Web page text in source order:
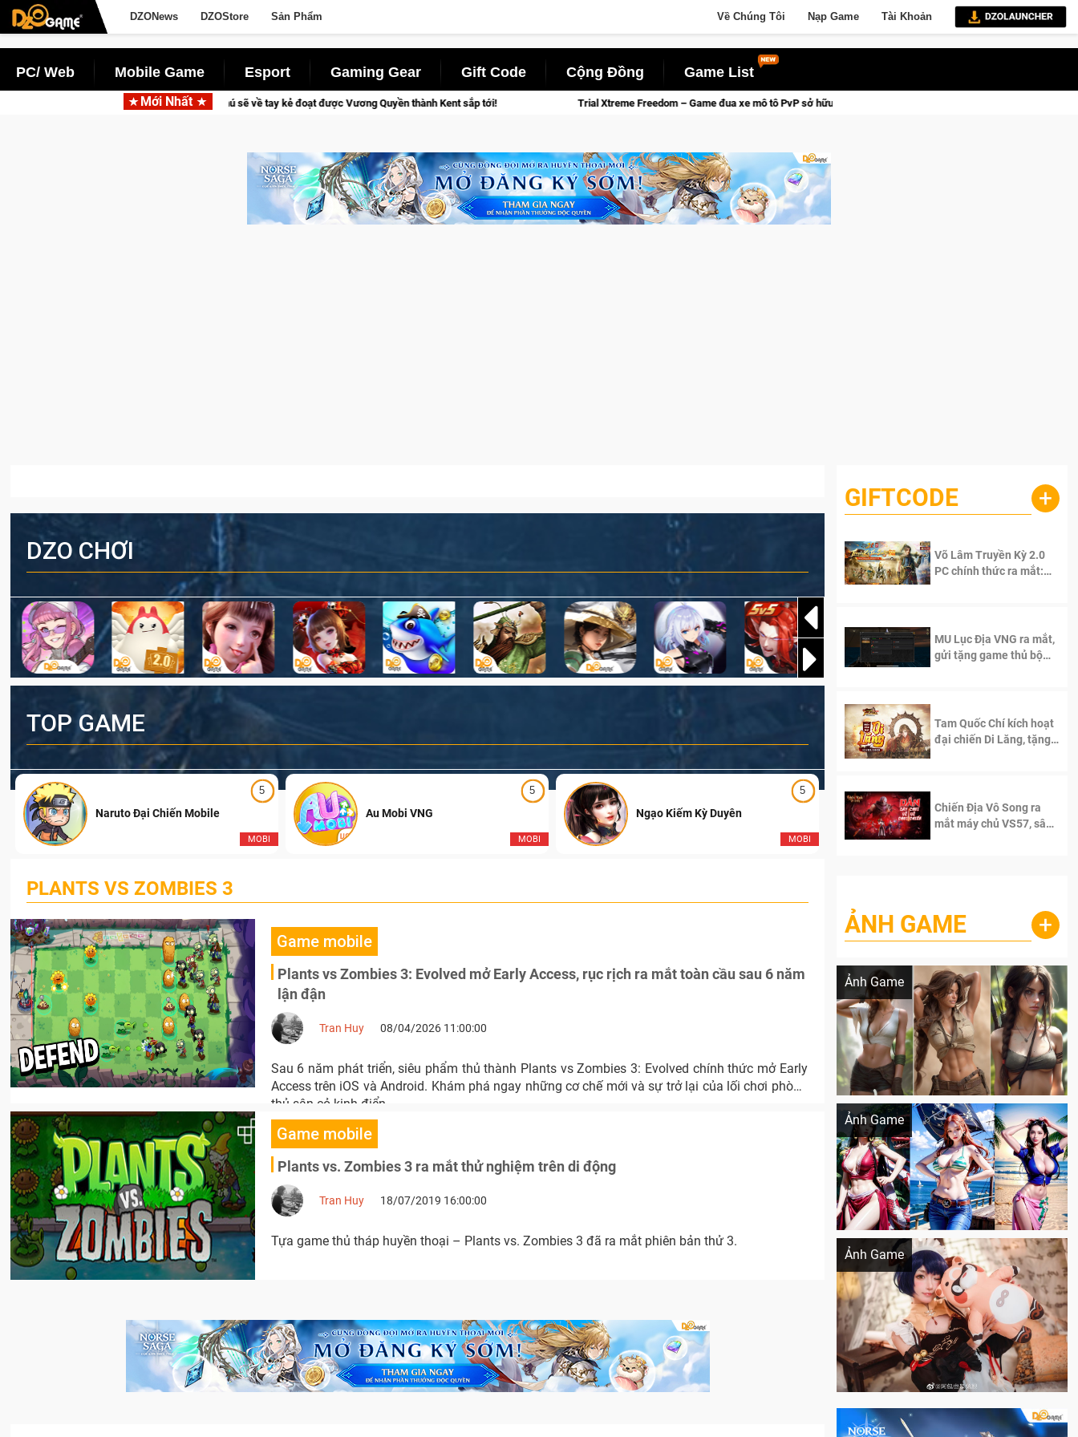
DZONews DZOStore Sản Phẩm Về Chúng Tôi Nạp Game Tài Khoản
PC/ Web Mobile Game Esport Gaming Gear Gift Code Cộng Đồng Game List
Mới Nhất
W – Quyền lực và tài phú sẽ về tay kẻ đoạt được Vương Quyền thành Kent sắp tới! Trial Xtreme Freedom – Game đua xe mô tô PvP sở hữu vật lý siêu thực
DZO CHƠI
TOP GAME
5
MOBI
Naruto Đại Chiến Mobile
5
MOBI
Au Mobi VNG
5
MOBI
Ngạo Kiếm Kỳ Duyên Ngạo Thiên Mobile
PLANTS VS ZOMBIES 3
Game mobile
Plants vs Zombies 3: Evolved mở Early Access, rục rịch ra mắt toàn cầu sau 6 năm
lận đận
Tran Huy 08/04/2026 11:00:00
Sau 6 năm phát triển, siêu phẩm thủ thành Plants vs Zombies 3: Evolved chính thức mở Early
Access trên iOS và Android. Khám phá ngay những cơ chế mới và sự trở lại của lối chơi phòng
thủ sân cỏ kinh điển.
Game mobile
Plants vs. Zombies 3 ra mắt thử nghiệm trên di động
Tran Huy 18/07/2019 16:00:00
Tựa game thủ tháp huyền thoại – Plants vs. Zombies 3 đã ra mắt phiên bản thử 3.
GIFTCODE +
Võ Lâm Truyền Kỳ 2.0
PC chính thức ra mắt:
MU Lục Địa VNG ra mắt,
gửi tặng game thủ bộ
Tam Quốc Chí kích hoạt
đại chiến Di Lăng, tặng
Chiến Địa Vô Song ra
mắt máy chủ VS57, sân
ẢNH GAME +
Ảnh Game
Lala Croft vừa nóng vừa xinh dưới nét vẽ
Ảnh Game
Khi AI Cosplay gái đẹp One Piece
Ảnh Game
Cosplay Xiangling siêu cute